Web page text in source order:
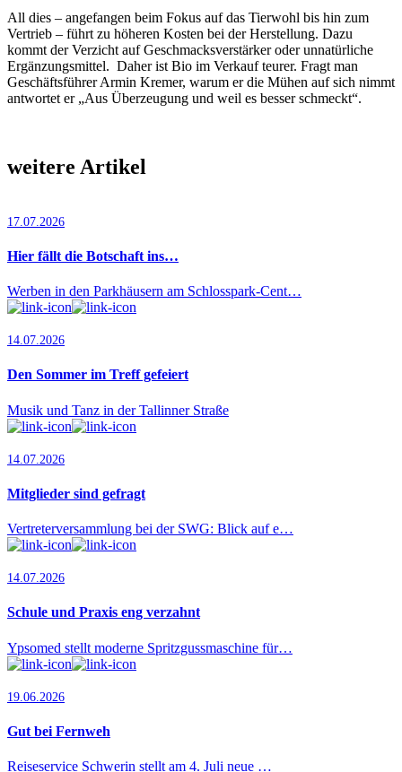
All dies – angefangen beim Fokus auf das Tierwohl bis hin zum
Vertrieb – führt zu höheren Kosten bei der Herstellung. Dazu
kommt der Verzicht auf Geschmacksverstärker oder unnatürliche
Ergänzungsmittel. Daher ist Bio im Verkauf teurer. Fragt man
Geschäftsführer Armin Kremer, warum er die Mühen auf sich nimmt
antwortet er „Aus Überzeugung und weil es besser schmeckt“.
weitere Artikel
17.07.2026
Hier fällt die Botschaft ins…
Werben in den Parkhäusern am Schlosspark-Cent…
14.07.2026
Den Sommer im Treff gefeiert
Musik und Tanz in der Tallinner Straße
14.07.2026
Mitglieder sind gefragt
Vertreterversammlung bei der SWG: Blick auf e…
14.07.2026
Schule und Praxis eng verzahnt
Ypsomed stellt moderne Spritzgussmaschine für…
19.06.2026
Gut bei Fernweh
Reiseservice Schwerin stellt am 4. Juli neue …